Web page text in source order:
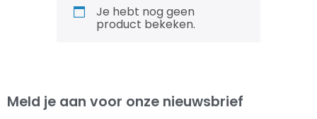
Je hebt nog geen
product bekeken.
Meld je aan voor onze nieuwsbrief